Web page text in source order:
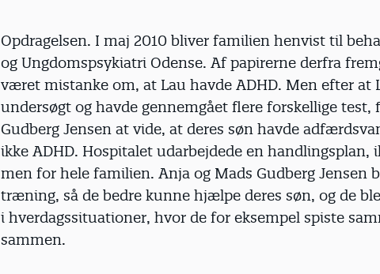
Opdragelsen. I maj 2010 bliver familien henvist til
og Ungdomspsykiatri Odense. Af papirerne derfra
været mistanke om, at Lau havde ADHD. Men efter at
undersøgt og havde gennemgået flere forskellige test,
Gudberg Jensen at vide, at deres søn havde
ikke ADHD. Hospitalet udarbejdede en handlingsplan,
men for hele familien. Anja og Mads Gudberg Jensen
træning, så de bedre kunne hjælpe deres søn, og de
i hverdagssituationer, hvor de for eksempel spiste
sammen.